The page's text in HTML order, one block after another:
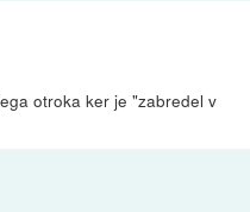
otroka ker je "zabredel v